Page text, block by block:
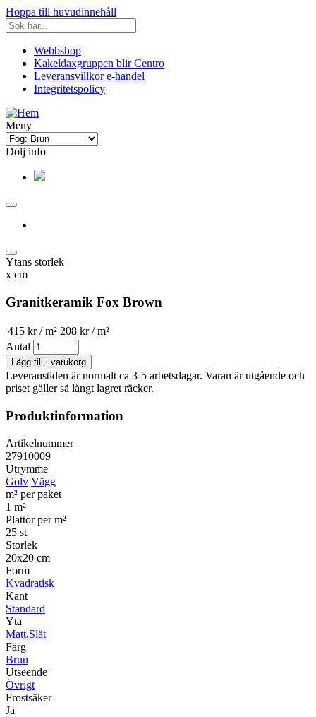
Hoppa till huvudinnehåll
Webbshop
Kakeldaxgruppen blir Centro
Leveransvillkor e-handel
Integritetspolicy
Meny
Dölj info
Ytans storlek
x cm
Granitkeramik Fox Brown
415 kr / m² 208 kr / m²
Antal
Leveranstiden är normalt ca 3-5 arbetsdagar. Varan är utgående och
priset gäller så långt lagret räcker.
Produktinformation
Artikelnummer
27910009
Utrymme
Golv Vägg
m² per paket
1 m²
Plattor per m²
25 st
Storlek
20x20 cm
Form
Kvadratisk
Kant
Standard
Yta
Matt,Slät
Färg
Brun
Utseende
Övrigt
Frostsäker
Ja